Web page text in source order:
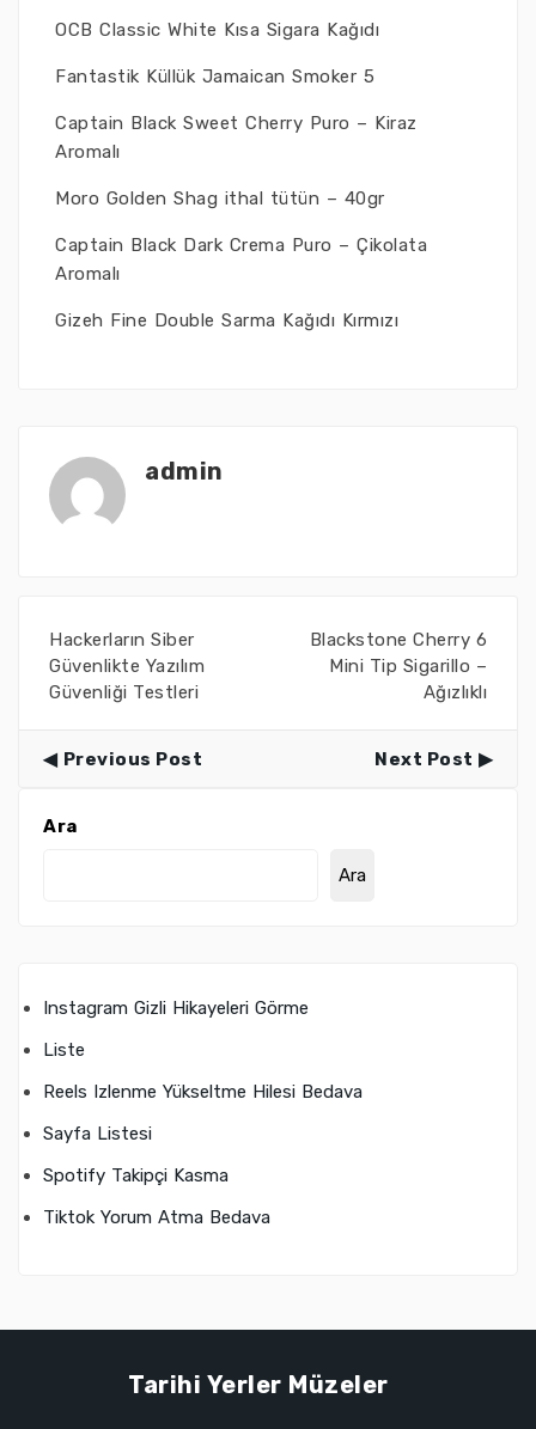
OCB Classic White Kısa Sigara Kağıdı
Fantastik Küllük Jamaican Smoker 5
Captain Black Sweet Cherry Puro – Kiraz
Aromalı
Moro Golden Shag ithal tütün – 40gr
Captain Black Dark Crema Puro – Çikolata
Aromalı
Gizeh Fine Double Sarma Kağıdı Kırmızı
admin
Hackerların Siber
Güvenlikte Yazılım
Güvenliği Testleri
Blackstone Cherry 6
Mini Tip Sigarillo –
Ağızlıklı
Previous Post Next Post
Ara
Ara
Instagram Gizli Hikayeleri Görme
Liste
Reels Izlenme Yükseltme Hilesi Bedava
Sayfa Listesi
Spotify Takipçi Kasma
Tiktok Yorum Atma Bedava
Tarihi Yerler Müzeler